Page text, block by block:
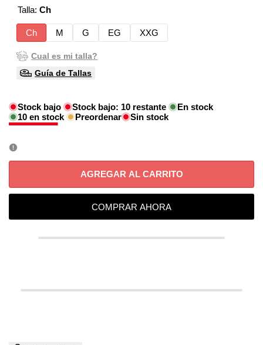
venta
Talla:Ch
Ch M G EG XXG
Cual es mi talla?
Guía de Tallas
Stock bajo Stock bajo: 10 restante
En stock
10 en stock Preordenar Sin stock
AGREGAR AL CARRITO
COMPRAR AHORA